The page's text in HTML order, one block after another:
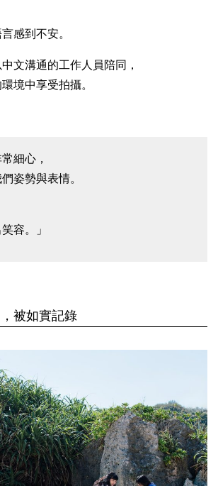
感到不安。
文溝通的工作人員陪同，
境中享受拍攝。
細心，
姿勢與表情。
容。」
被如實記錄